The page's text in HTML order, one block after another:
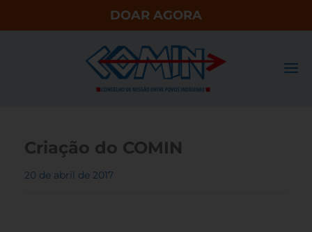
DOAR AGORA
Criação do COMIN
20 de abril de 2017